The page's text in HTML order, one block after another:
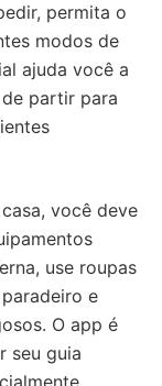
permita o
modos de
ajuda você a
partir para
você deve
use roupas
e
O app é
seu guia